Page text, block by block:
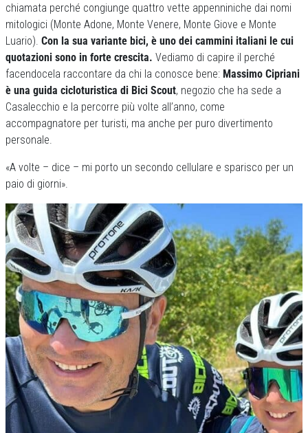
chiamata perché congiunge quattro vette appenniniche dai nomi
mitologici (Monte Adone, Monte Venere, Monte Giove e Monte
Luario). Con la sua variante bici, è uno dei cammini italiani le cui
quotazioni sono in forte crescita. Vediamo di capire il perché
facendocela raccontare da chi la conosce bene: Massimo Cipriani
è una guida cicloturistica di Bici Scout, negozio che ha sede a
Casalecchio e la percorre più volte all’anno, come
accompagnatore per turisti, ma anche per puro divertimento
personale.
«A volte – dice – mi porto un secondo cellulare e sparisco per un
paio di giorni».